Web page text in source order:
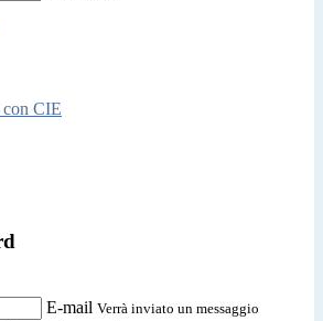
con CIE
E-mail Verrà inviato un messaggio